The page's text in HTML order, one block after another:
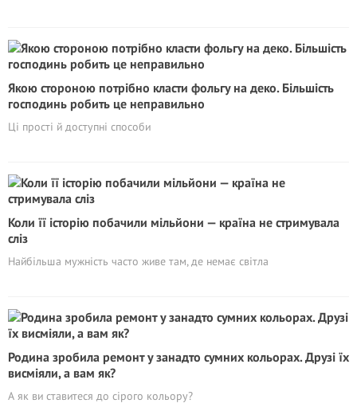
Якою стороною потрібно класти фольгу на деко. Більшість
господинь робить це неправильно
Ці прості й доступні способи
Коли її історію побачили мільйони — країна не стримувала
сліз
Найбільша мужність часто живе там, де немає світла
Родина зробила ремонт у занадто сумних кольорах. Друзі їх
висміяли, а вам як?
А як ви ставитеся до сірого кольору?